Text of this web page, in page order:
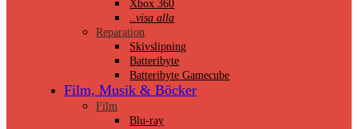
Xbox 360
..visa alla
Reparation
Skivslipning
Batteribyte
Batteribyte Gamecube
Film, Musik & Böcker
Film
Blu-ray